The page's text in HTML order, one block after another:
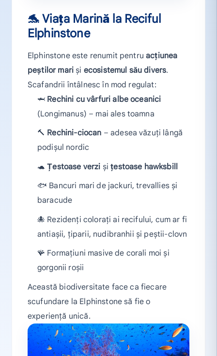
🐬Viața Marină la Reciful
Elphinstone
Elphinstone este renumit pentruacțiunea
peștilor mari și ecosistemul său divers.
Scafandrii întâlnesc în mod regulat:
🦈 Rechini cu vârfuri albe oceanici
(Longimanus) – mai ales toamna
🔨 Rechini-ciocan – adesea văzuți lângă
podișul nordic
🐢Țestoase verzi șițestoase hawksbill
🐟 Bancuri mari de jackuri, trevallies și
baracude
🐙 Rezidenți colorați ai recifului, cum ar fi
antiașii, țiparii, nudibranhii și peștii-clovn
🪸 Formațiuni masive de corali moi și
gorgonii roșii
Această biodiversitate face ca fiecare
scufundare la Elphinstone să fie o
experiență unică.